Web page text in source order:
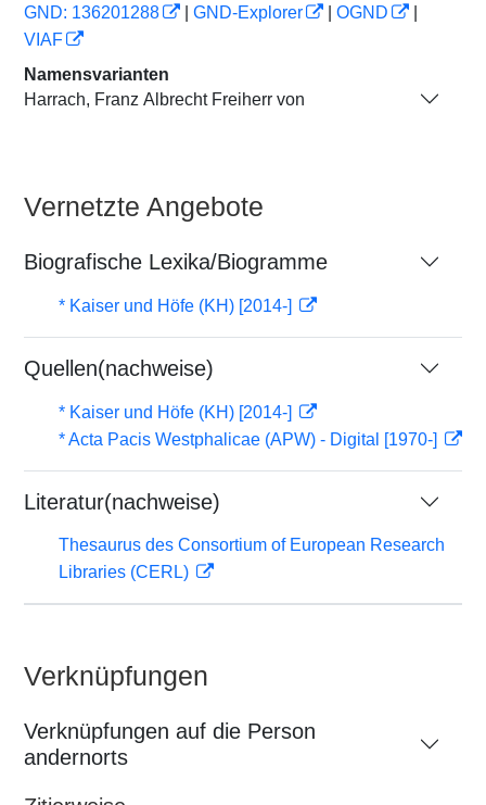
GND: 136201288
GND-Explorer OGND
VIAF
Namensvarianten
Harrach, Franz Albrecht Freiherr von
Vernetzte Angebote
Biografische Lexika/Biogramme
* Kaiser und Höfe (KH) [2014-]
Quellen(nachweise)
* Kaiser und Höfe (KH) [2014-]
* Acta Pacis Westphalicae (APW) - Digital [1970-]
Literatur(nachweise)
Thesaurus des Consortium of European Research
Libraries (CERL)
Verknüpfungen
Verknüpfungen auf die Person
andernorts